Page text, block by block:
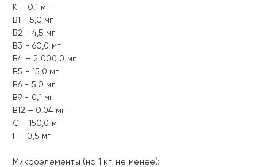
К – 0,1 мг
В1 - 5,0 мг
В2 - 4,5 мг
В3 - 60,0 мг
В4 – 2 000,0 мг
В5 - 15,0 мг
В6 - 5,0 мг
В9 - 0,1 мг
В12 – 0,04 мг
С - 150,0 мг
Н - 0,5 мг
Микроэлементы (на 1 кг, не менее):